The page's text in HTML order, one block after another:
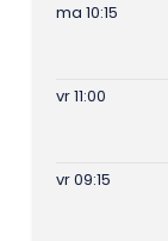
ma 10:15
vr 11:00
vr 09:15